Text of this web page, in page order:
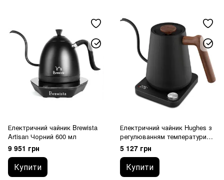
Електричний чайник Brewista
Artisan Чорний 600 мл
9 951 грн
Купити
Електричний чайник Hughes з
регулюванням температури
1000 мл
5 127 грн
Купити